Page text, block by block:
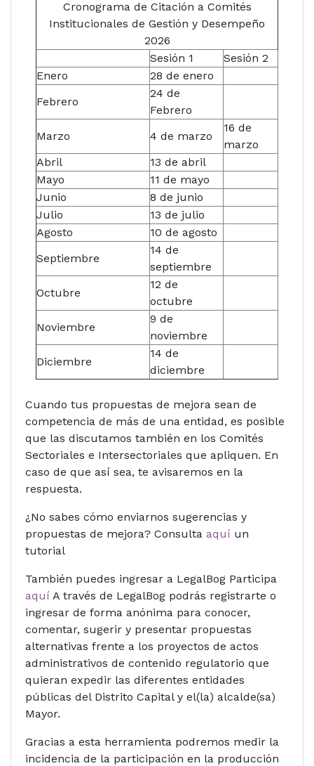
Cronograma de Citación a Comités
Institucionales de Gestión y Desempeño
2026
Sesión 1
Sesión 2
Enero
28 de enero
Febrero
24 de
Febrero
Marzo
4 de marzo
16 de
marzo
Abril
13 de abril
Mayo
11 de mayo
Junio
8 de junio
Julio
13 de julio
Agosto
10 de agosto
Septiembre
14 de
septiembre
Octubre
12 de
octubre
Noviembre
9 de
noviembre
Diciembre
14 de
diciembre
Cuando tus propuestas de mejora sean de
competencia de más de una entidad, es posible
que las discutamos también en los Comités
Sectoriales e Intersectoriales que apliquen. En
caso de que así sea, te avisaremos en la
respuesta.
¿No sabes cómo enviarnos sugerencias y
propuestas de mejora? Consulta aquí un
tutorial
También puedes ingresar a LegalBog Participa
aquí A través de LegalBog podrás registrarte o
ingresar de forma anónima para conocer,
comentar, sugerir y presentar propuestas
alternativas frente a los proyectos de actos
administrativos de contenido regulatorio que
quieran expedir las diferentes entidades
públicas del Distrito Capital y el(la) alcalde(sa)
Mayor.
Gracias a esta herramienta podremos medir la
incidencia de la participación en la producción